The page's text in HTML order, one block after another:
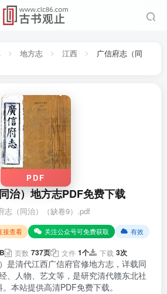
地方志 江西
广信府志（同
PDF
治）地方志PDF免费下载
志（同治）（缺卷9）.pdf
接查看 关注公众号可免费获取 有效
页数 737页 文件 1个 下载 3次
是清代江西广信府官修地方志，详载同
、人物、艺文等，是研究清代赣东北社
本站提供高清PDF免费下载。